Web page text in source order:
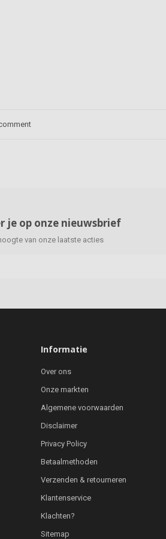
je op onze nieuwsbrief
van onze laatste acties
Informatie
Over ons
Onze markten
Algemene voorwaarden
Disclaimer
Privacy Policy
Betaalmethoden
Verzenden & retourneren
Klantenservice
Klachten?
Sitemap